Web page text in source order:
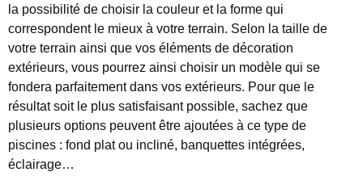
la possibilité de choisir la couleur et la forme qui
correspondent le mieux à votre terrain. Selon la taille de
votre terrain ainsi que vos éléments de décoration
extérieurs, vous pourrez ainsi choisir un modèle qui se
fondera parfaitement dans vos extérieurs. Pour que le
résultat soit le plus satisfaisant possible, sachez que
plusieurs options peuvent être ajoutées à ce type de
piscines : fond plat ou incliné, banquettes intégrées,
éclairage…